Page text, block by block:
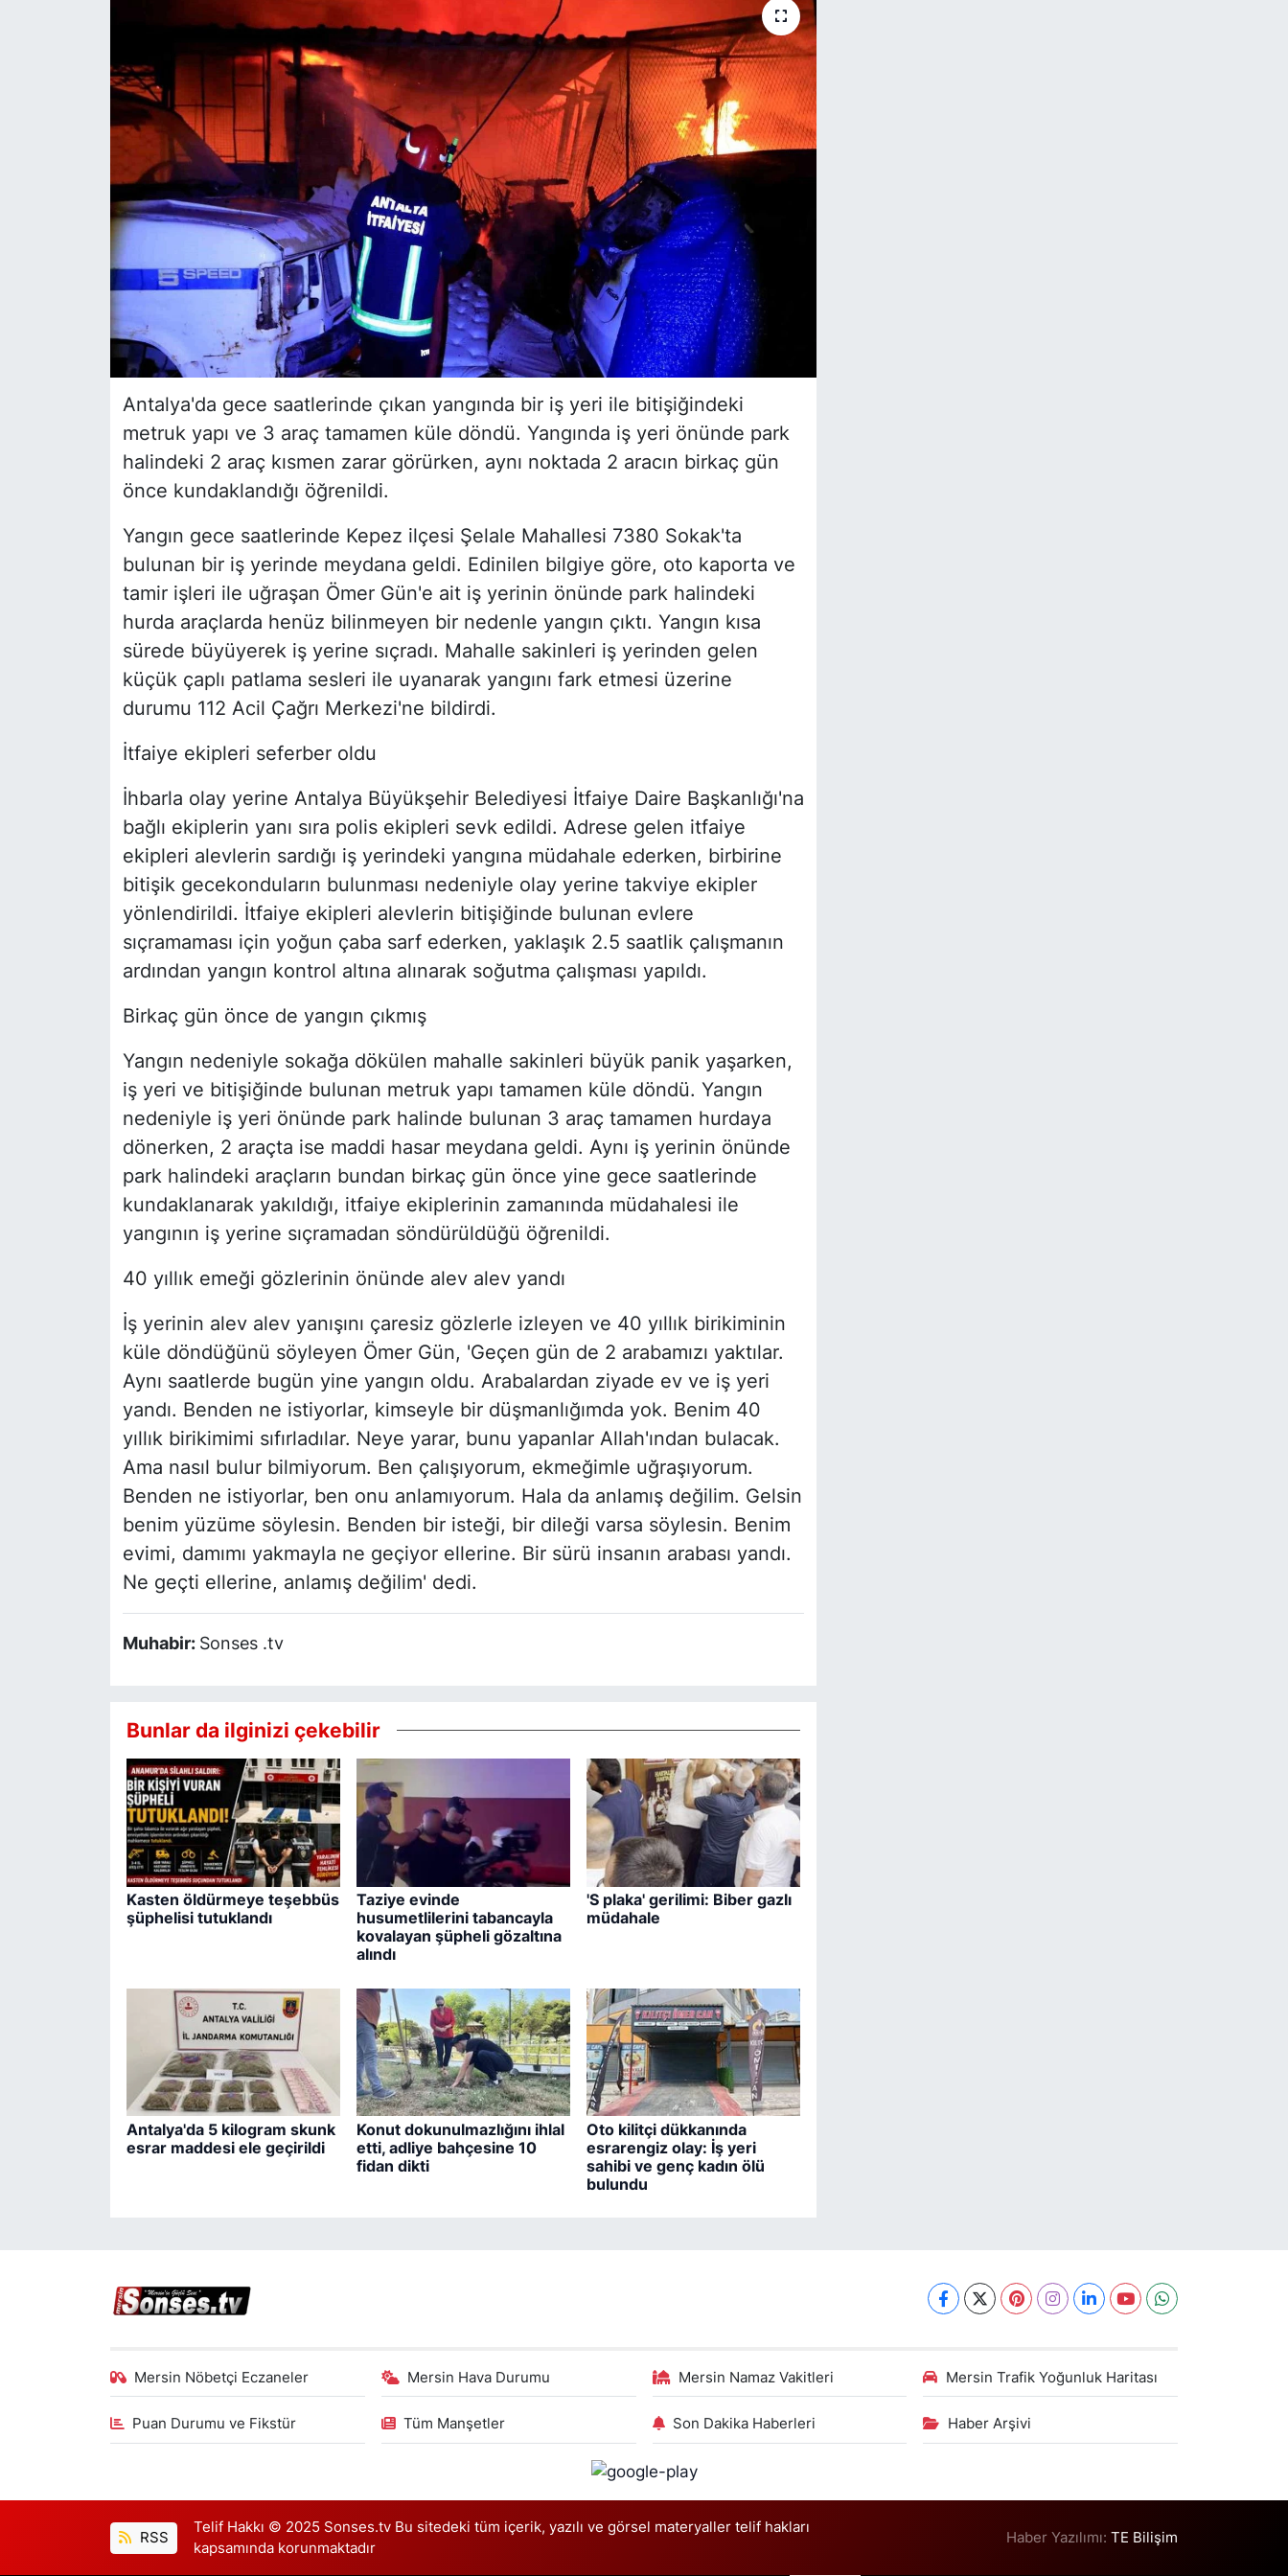
Antalya'da gece saatlerinde çıkan yangında bir iş yeri ile bitişiğindeki
metruk yapı ve 3 araç tamamen küle döndü. Yangında iş yeri önünde park
halindeki 2 araç kısmen zarar görürken, aynı noktada 2 aracın birkaç gün
önce kundaklandığı öğrenildi.
Yangın gece saatlerinde Kepez ilçesi Şelale Mahallesi 7380 Sokak'ta
bulunan bir iş yerinde meydana geldi. Edinilen bilgiye göre, oto kaporta ve
tamir işleri ile uğraşan Ömer Gün'e ait iş yerinin önünde park halindeki
hurda araçlarda henüz bilinmeyen bir nedenle yangın çıktı. Yangın kısa
sürede büyüyerek iş yerine sıçradı. Mahalle sakinleri iş yerinden gelen
küçük çaplı patlama sesleri ile uyanarak yangını fark etmesi üzerine
durumu 112 Acil Çağrı Merkezi'ne bildirdi.
İtfaiye ekipleri seferber oldu
İhbarla olay yerine Antalya Büyükşehir Belediyesi İtfaiye Daire Başkanlığı'na
bağlı ekiplerin yanı sıra polis ekipleri sevk edildi. Adrese gelen itfaiye
ekipleri alevlerin sardığı iş yerindeki yangına müdahale ederken, birbirine
bitişik gecekonduların bulunması nedeniyle olay yerine takviye ekipler
yönlendirildi. İtfaiye ekipleri alevlerin bitişiğinde bulunan evlere
sıçramaması için yoğun çaba sarf ederken, yaklaşık 2.5 saatlik çalışmanın
ardından yangın kontrol altına alınarak soğutma çalışması yapıldı.
Birkaç gün önce de yangın çıkmış
Yangın nedeniyle sokağa dökülen mahalle sakinleri büyük panik yaşarken,
iş yeri ve bitişiğinde bulunan metruk yapı tamamen küle döndü. Yangın
nedeniyle iş yeri önünde park halinde bulunan 3 araç tamamen hurdaya
dönerken, 2 araçta ise maddi hasar meydana geldi. Aynı iş yerinin önünde
park halindeki araçların bundan birkaç gün önce yine gece saatlerinde
kundaklanarak yakıldığı, itfaiye ekiplerinin zamanında müdahalesi ile
yangının iş yerine sıçramadan söndürüldüğü öğrenildi.
40 yıllık emeği gözlerinin önünde alev alev yandı
İş yerinin alev alev yanışını çaresiz gözlerle izleyen ve 40 yıllık birikiminin
küle döndüğünü söyleyen Ömer Gün, 'Geçen gün de 2 arabamızı yaktılar.
Aynı saatlerde bugün yine yangın oldu. Arabalardan ziyade ev ve iş yeri
yandı. Benden ne istiyorlar, kimseyle bir düşmanlığımda yok. Benim 40
yıllık birikimimi sıfırladılar. Neye yarar, bunu yapanlar Allah'ından bulacak.
Ama nasıl bulur bilmiyorum. Ben çalışıyorum, ekmeğimle uğraşıyorum.
Benden ne istiyorlar, ben onu anlamıyorum. Hala da anlamış değilim. Gelsin
benim yüzüme söylesin. Benden bir isteği, bir dileği varsa söylesin. Benim
evimi, damımı yakmayla ne geçiyor ellerine. Bir sürü insanın arabası yandı.
Ne geçti ellerine, anlamış değilim' dedi.
Muhabir: Sonses .tv
Bunlar da ilginizi çekebilir
Kasten öldürmeye teşebbüs
şüphelisi tutuklandı
Taziye evinde
husumetlilerini tabancayla
kovalayan şüpheli gözaltına
alındı
'S plaka' gerilimi: Biber gazlı
müdahale
Antalya'da 5 kilogram skunk
esrar maddesi ele geçirildi
Konut dokunulmazlığını ihlal
etti, adliye bahçesine 10
fidan dikti
Oto kilitçi dükkanında
esrarengiz olay: İş yeri
sahibi ve genç kadın ölü
bulundu
Mersin Nöbetçi Eczaneler Mersin Hava Durumu Mersin Namaz Vakitleri Mersin Trafik Yoğunluk Haritası
Puan Durumu ve Fikstür Tüm Manşetler Son Dakika Haberleri Haber Arşivi
RSS
Telif Hakkı © 2025 Sonses.tv Bu sitedeki tüm içerik, yazılı ve görsel materyaller telif hakları
kapsamında korunmaktadır
Haber Yazılımı:TE Bilişim
YEREL HABER
Haberde insan
Tanıtım